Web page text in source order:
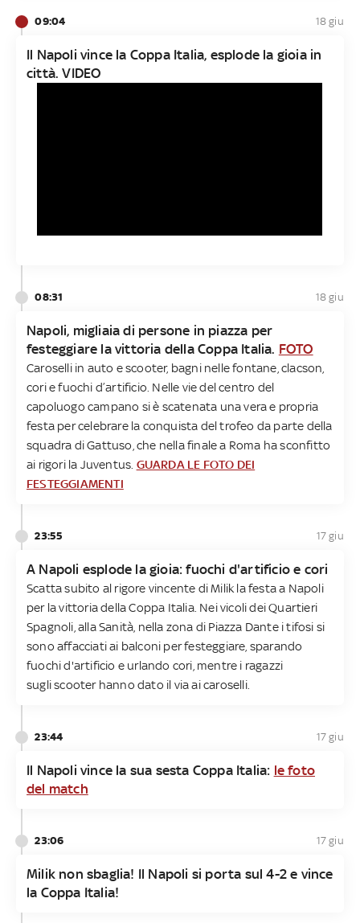
09:04 18 giu
Il Napoli vince la Coppa Italia, esplode la gioia in
città. VIDEO
08:31 18 giu
Napoli, migliaia di persone in piazza per
festeggiare la vittoria della Coppa Italia. FOTO
Caroselli in auto e scooter, bagni nelle fontane, clacson,
cori e fuochi d’artificio. Nelle vie del centro del
capoluogo campano si è scatenata una vera e propria
festa per celebrare la conquista del trofeo da parte della
squadra di Gattuso, che nella finale a Roma ha sconfitto
ai rigori la Juventus. GUARDA LE FOTO DEI
FESTEGGIAMENTI
23:55 17 giu
A Napoli esplode la gioia: fuochi d'artificio e cori
Scatta subito al rigore vincente di Milik la festa a Napoli
per la vittoria della Coppa Italia. Nei vicoli dei Quartieri
Spagnoli, alla Sanità, nella zona di Piazza Dante i tifosi si
sono affacciati ai balconi per festeggiare, sparando
fuochi d'artificio e urlando cori, mentre i ragazzi
sugli scooter hanno dato il via ai caroselli.
23:44 17 giu
Il Napoli vince la sua sesta Coppa Italia: le foto
del match
23:06 17 giu
Milik non sbaglia! Il Napoli si porta sul 4-2 e vince
la Coppa Italia!